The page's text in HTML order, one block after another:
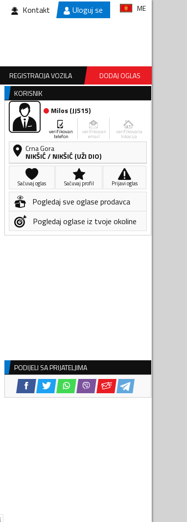
Kontakt Uloguj se ME
REGISTRACIJA VOZILA
DODAJ OGLAS
KORISNIK
Milos(JJ515)
verifikovan
telefon
verifikovan
email
verifikovana
lokacija
Crna Gora
NIKŠIĆ/ NIKŠIĆ (UŽI DIO)
Sačuvaj oglas Sačuvaj profil Prijavi oglas
Pogledaj sve oglase prodavca
Pogledaj oglase iz tvoje okoline
PODIJELI SA PRIJATELJIMA